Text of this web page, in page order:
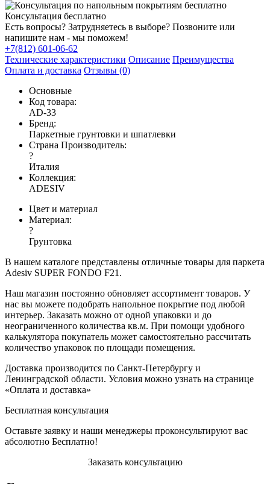
Консультация бесплатно
Есть вопросы? Затрудняетесь в выборе? Позвоните или
напишите нам - мы поможем!
+7(812) 601-06-62
Технические характеристики Описание Преимущества
Оплата и доставка Отзывы (0)
Основные
Код товара:
AD-33
Бренд:
Паркетные грунтовки и шпатлевки
Страна Производитель:
?
Италия
Коллекция:
ADESIV
Цвет и материал
Материал:
?
Грунтовка
В нашем каталоге представлены отличные товары для паркета
Adesiv SUPER FONDO F21. ​​​​​​
Наш магазин постоянно обновляет ассортимент товаров. У
нас вы можете подобрать напольное покрытие под любой
интерьер. Заказать можно от одной упаковки и до
неограниченного количества кв.м. При помощи удобного
калькулятора покупатель может самостоятельно рассчитать
количество упаковок по площади помещения.
Доставка производится по Санкт-Петербургу и
Ленинградской области. Условия можно узнать на странице
«Оплата и доставка»
Бесплатная консультация
Оставьте заявку и наши менеджеры проконсультируют вас
абсолютно Бесплатно!
Заказать консультацию